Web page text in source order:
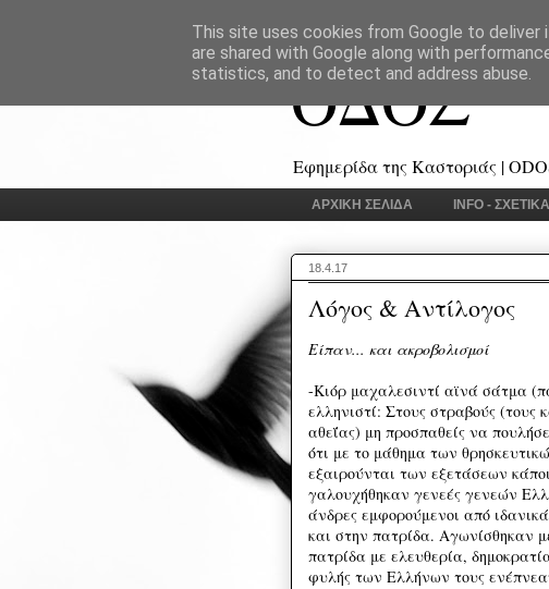
ΟΔΟΣ
Εφημερίδα της Καστοριάς |
ΑΡΧΙΚΗ ΣΕΛΙΔΑ INFO -
18.4.17
Λόγος & Αντίλογος
Είπαν... και ακροβολισμοί
-Κιόρ μαχαλεσιντί αϊνά σάτμα
ελληνιστί: Στους στραβούς (τους
αθεΐας) μη προσπαθείς να
ότι με το μάθημα των
εξαιρούνται των εξετάσεων
γαλουχήθηκαν γενεές γενεών
άνδρες εμφορούμενοι από
και στην πατρίδα. Αγωνίσθηκαν
πατρίδα με ελευθερία,
φυλής των Ελλήνων τους
This site uses cookies from Google to deliver
are shared with Google along with
statistics, and to detect and address abuse.